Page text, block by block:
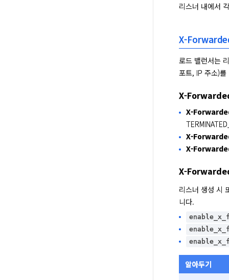
리스너 내에서
X-
로드 밸런서는
포트, IP 주소)
X-
X-
X-
X-
X-
리스너 생성 시
니다.
알아두기